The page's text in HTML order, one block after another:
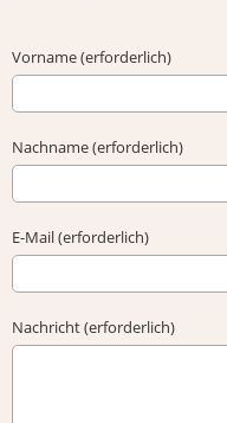
Vorname (erforderlich)
Nachname (erforderlich)
E-Mail (erforderlich)
Nachricht (erforderlich)